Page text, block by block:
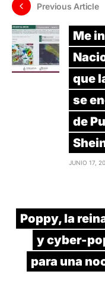
Previous Article
Me
que
se
de
JUNIO 17,
Poppy, la
y cyber-
para una